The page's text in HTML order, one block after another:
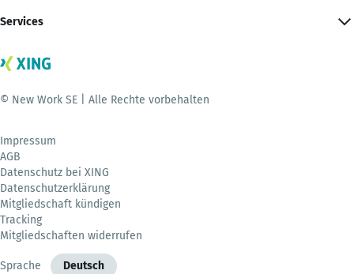
Services
© New Work SE | Alle Rechte vorbehalten
Impressum
AGB
Datenschutz bei XING
Datenschutzerklärung
Mitgliedschaft kündigen
Tracking
Mitgliedschaften widerrufen
Sprache Deutsch